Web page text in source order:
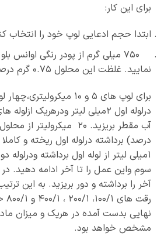
برای این کار:
ابتدا حجم ادعایی لوپ خود را انتخاب
نمایید. غلظت این محلول 0.75 گرم درصد است.
برای لوپ های 5 و 10
درصد) برداشته درلوله اول ریخته و
1میلی لیتر از لوله اول برداشته ودرلوله
سوم واین عمل را تا آخر ادامه دهید. در
آخر را برداشته و دور بریزید. به این
نهایی بدست آمده در هریک و میزان
مشخص خواهد بود.